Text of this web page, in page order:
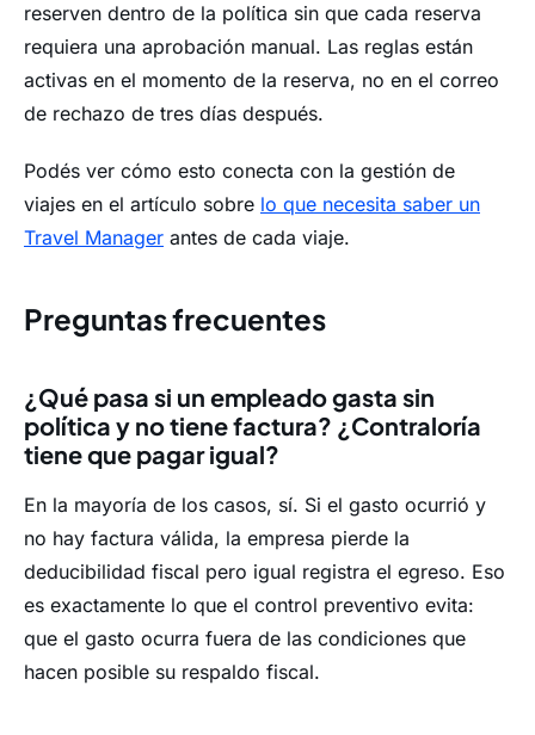
reserven dentro de la política sin que cada reserva
requiera una aprobación manual. Las reglas están
activas en el momento de la reserva, no en el correo
de rechazo de tres días después.
Podés ver cómo esto conecta con la gestión de
viajes en el artículo sobre lo que necesita saber un
Travel Manager antes de cada viaje.
Preguntas frecuentes
¿Qué pasa si un empleado gasta sin
política y no tiene factura? ¿Contraloría
tiene que pagar igual?
En la mayoría de los casos, sí. Si el gasto ocurrió y
no hay factura válida, la empresa pierde la
deducibilidad fiscal pero igual registra el egreso. Eso
es exactamente lo que el control preventivo evita:
que el gasto ocurra fuera de las condiciones que
hacen posible su respaldo fiscal.